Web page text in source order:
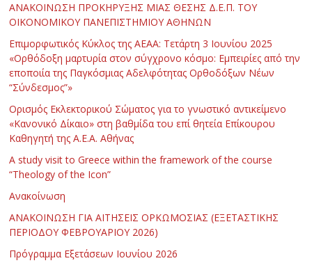
ΑΝΑΚΟΙΝΩΣΗ ΠΡΟΚΗΡΥΞΗΣ ΜΙΑΣ ΘΕΣΗΣ Δ.Ε.Π. ΤΟΥ
ΟΙΚΟΝΟΜΙΚΟΥ ΠΑΝΕΠΙΣΤΗΜΙΟΥ ΑΘΗΝΩΝ
Επιμορφωτικός Κύκλος της ΑΕΑΑ: Τετάρτη 3 Ιουνίου 2025
«Ορθόδοξη μαρτυρία στον σύγχρονο κόσμο: Εμπειρίες από την
εποποιία της Παγκόσμιας Αδελφότητας Ορθοδόξων Νέων
“Σύνδεσμος”»
Ορισμός Εκλεκτορικού Σώματος για το γνωστικό αντικείμενο
«Κανονικό Δίκαιο» στη βαθμίδα του επί θητεία Επίκουρου
Καθηγητή της Α.Ε.Α. Αθήνας
Α study visit to Greece within the framework of the course
“Theology of the Icon”
Ανακοίνωση
ΑΝΑΚΟΙΝΩΣΗ ΓΙΑ ΑΙΤΗΣΕΙΣ ΟΡΚΩΜΟΣΙΑΣ (ΕΞΕΤΑΣΤΙΚΗΣ
ΠΕΡΙΟΔΟΥ ΦΕΒΡΟΥΑΡΙΟΥ 2026)
Πρόγραμμα Εξετάσεων Ιουνίου 2026